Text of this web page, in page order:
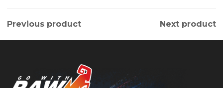
Previous product Next product